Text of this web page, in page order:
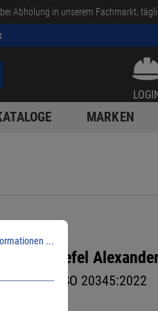
Abholung in unserem Fachmarkt,
MARKEN
EN ISO 20345:2022
...